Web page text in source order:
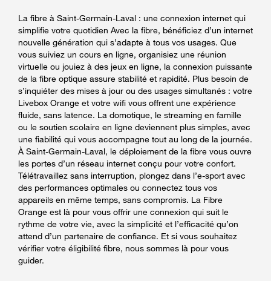
La fibre à Saint-Germain-Laval : une connexion internet qui
simplifie votre quotidien Avec la fibre, bénéficiez d’un internet
nouvelle génération qui s’adapte à tous vos usages. Que
vous suiviez un cours en ligne, organisiez une réunion
virtuelle ou jouiez à des jeux en ligne, la connexion puissante
de la fibre optique assure stabilité et rapidité. Plus besoin de
s’inquiéter des mises à jour ou des usages simultanés : votre
Livebox Orange et votre wifi vous offrent une expérience
fluide, sans latence. La domotique, le streaming en famille
ou le soutien scolaire en ligne deviennent plus simples, avec
une fiabilité qui vous accompagne tout au long de la journée.
À Saint-Germain-Laval, le déploiement de la fibre vous ouvre
les portes d’un réseau internet conçu pour votre confort.
Télétravaillez sans interruption, plongez dans l’e-sport avec
des performances optimales ou connectez tous vos
appareils en même temps, sans compromis. La Fibre
Orange est là pour vous offrir une connexion qui suit le
rythme de votre vie, avec la simplicité et l’efficacité qu’on
attend d’un partenaire de confiance. Et si vous souhaitez
vérifier votre éligibilité fibre, nous sommes là pour vous
guider.